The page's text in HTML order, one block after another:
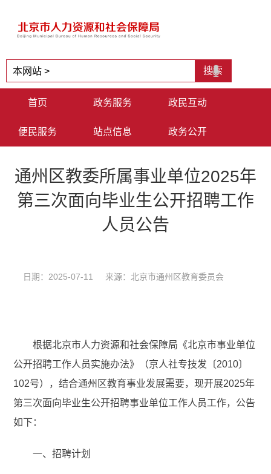
首页 政务服务 政民互动
便民服务 站点信息 政务公开
通州区教委所属事业单位2025年
第三次面向毕业生公开招聘工作
人员公告
日期：2025-07-11 来源：北京市通州区教育委员会
根据北京市人力资源和社会保障局《北京市事业单位
公开招聘工作人员实施办法》（京人社专技发〔2010〕
102号），结合通州区教育事业发展需要，现开展2025年
第三次面向毕业生公开招聘事业单位工作人员工作，公告
如下：
一、招聘计划